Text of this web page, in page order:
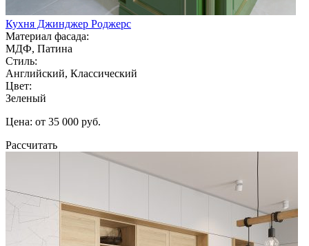
Кухня Джинджер Роджерс
Материал фасада:
МДФ, Патина
Стиль:
Английский, Классический
Цвет:
Зеленый
Цена: от 35 000 руб.
Рассчитать